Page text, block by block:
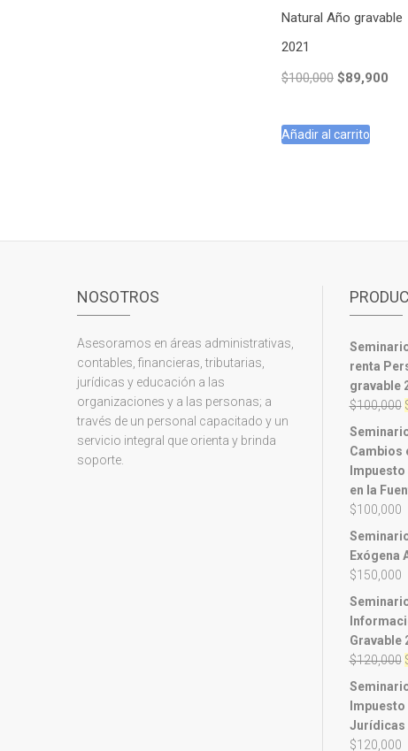
Natural Año gravable
2021
$100,000 El
era:
$89,900
Añadir al carrito
NOSOTROS
Asesoramos en áreas administrativas,
contables, financieras, tributarias,
jurídicas y educación a las
organizaciones y a las personas; a
través de un personal capacitado y un
servicio integral que orienta y brinda
soporte.
renta
gravable
$100,000
Cambios
en la
$100,000
Exógena
$150,000
Gravable
$120,000
Jurídicas
$120,000